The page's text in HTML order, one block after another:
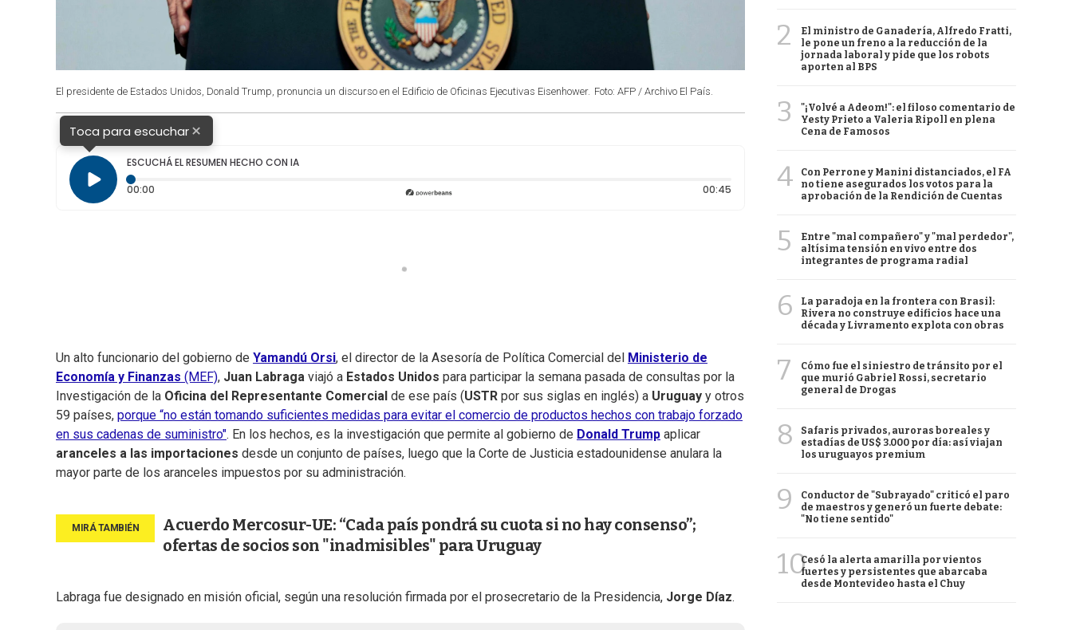
El presidente de Estados Unidos, Donald Trump, pronuncia un discurso en el Edificio de Oficinas Ejecutivas Eisenhower. Foto: AFP / Archivo El País.
Toca para escuchar×
ESCUCHÁ EL RESUMEN HECHO CON IA
00:00
00:45Duración: 45 segundos
Un alto funcionario del gobierno de Yamandú Orsi, el director de la Asesoría de Política Comercial del
Ministerio de
Economía y Finanzas (MEF), Juan Labraga viajó a Estados Unidos para participar la semana pasada de consultas por la
Investigación de la Oficina del Representante Comercial de ese país (USTR por sus siglas en inglés) a Uruguay y otros
59 países, porque “no están tomando suficientes medidas para evitar el comercio de productos hechos con trabajo forzado
en sus cadenas de suministro". En los hechos, es la investigación que permite al gobierno de Donald Trump aplicar
aranceles a las importaciones desde un conjunto de países, luego que la Corte de Justicia estadounidense anulara la
mayor parte de los aranceles impuestos por su administración.
Acuerdo Mercosur-UE: “Cada país pondrá su cuota si no hay consenso”;
ofertas de socios son "inadmisibles" para Uruguay
Labraga fue designado en misión oficial, según una resolución firmada por el prosecretario de la Presidencia, Jorge Díaz.
2
El ministro de Ganadería, Alfredo Fratti,
le pone un freno a la reducción de la
jornada laboral y pide que los robots
aporten al BPS
3
"¡Volvé a Adeom!": el filoso comentario de
Yesty Prieto a Valeria Ripoll en plena
Cena de Famosos
4
Con Perrone y Manini distanciados, el FA
no tiene asegurados los votos para la
aprobación de la Rendición de Cuentas
5
Entre "mal compañero" y "mal perdedor",
altísima tensión en vivo entre dos
integrantes de programa radial
6
La paradoja en la frontera con Brasil:
Rivera no construye edificios hace una
década y Livramento explota con obras
7
Cómo fue el siniestro de tránsito por el
que murió Gabriel Rossi, secretario
general de Drogas
8
Safaris privados, auroras boreales y
estadías de US$ 3.000 por día: así viajan
los uruguayos premium
9
Conductor de "Subrayado" criticó el paro
de maestros y generó un fuerte debate:
"No tiene sentido"
10Cesó la alerta amarilla por vientos
fuertes y persistentes que abarcaba
desde Montevideo hasta el Chuy